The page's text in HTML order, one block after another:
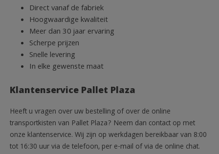
Direct vanaf de fabriek
Hoogwaardige kwaliteit
Meer dan 30 jaar ervaring
Scherpe prijzen
Snelle levering
In elke gewenste maat
Klantenservice Pallet Plaza
Heeft u vragen over uw bestelling of over de online
transportkisten van Pallet Plaza? Neem dan contact op met
onze klantenservice. Wij zijn op werkdagen bereikbaar van 8:00
tot 16:30 uur via de telefoon, per e-mail of via de online chat.